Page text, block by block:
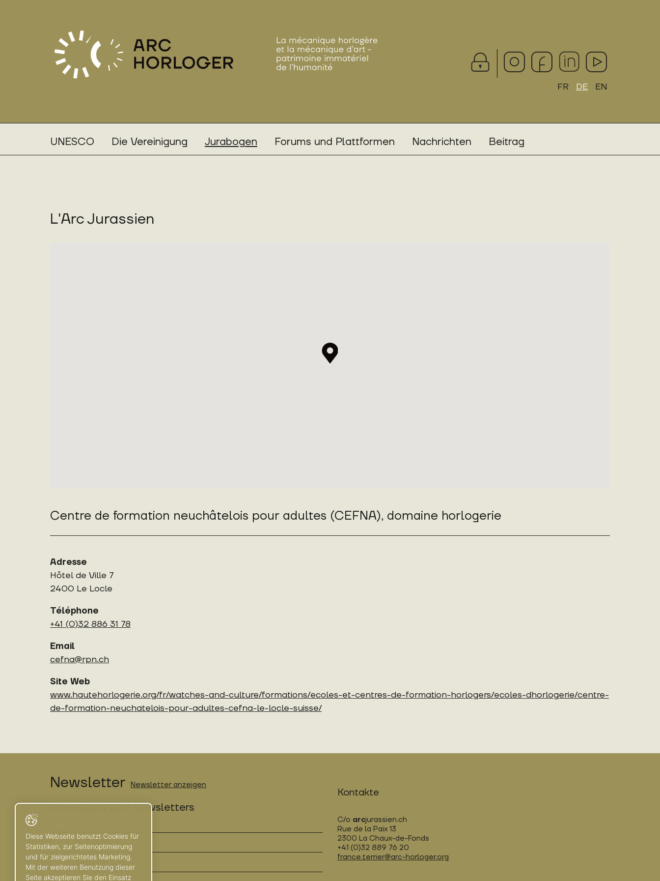
FR DE EN
UNESCO Die Vereinigung Jurabogen Forums und Plattformen Nachrichten Beitrag
L'Arc Jurassien
Centre de formation neuchâtelois pour adultes (CEFNA), domaine horlogerie
Adresse
Hôtel de Ville 7
2400 Le Locle
Téléphone
+41 (0)32 886 31 78
Email
cefna@rpn.ch
Site Web
www.hautehorlogerie.org/fr/watches-and-culture/formations/ecoles-et-centres-de-formation-horlogers/ecoles-dhorlogerie/centre-
de-formation-neuchatelois-pour-adultes-cefna-le-locle-suisse/
Newsletter Newsletter anzeigen
Anmeldung zum Newsletters
Kontakte
C/o arcjurassien.ch
Rue de la Paix 13
2300 La Chaux-de-Fonds
+41 (0)32 889 76 20
france.terrier@arc-horloger.org
Diese Webseite benutzt Cookies für
Statistiken, zur Seitenoptimierung
und für zielgerichtetes Marketing.
Mit der weiteren Benutzung dieser
Seite akzeptieren Sie den Einsatz